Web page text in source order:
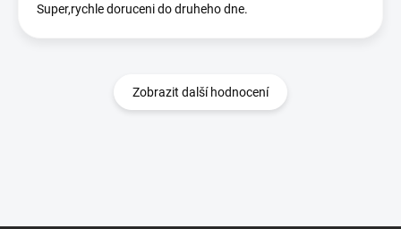
Super,rychle doruceni do druheho dne.
Zobrazit další hodnocení